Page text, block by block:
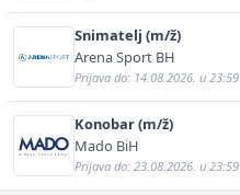
Snimatelj (m/ž)
Arena Sport BH
Prijava do: 14.08.2026. u 23:59
Konobar (m/ž)
Mado BiH
Prijava do: 23.08.2026. u 23:59